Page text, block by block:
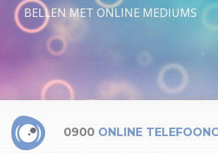
BELLEN MET ONLINE MEDIUMS
0900 ONLINE